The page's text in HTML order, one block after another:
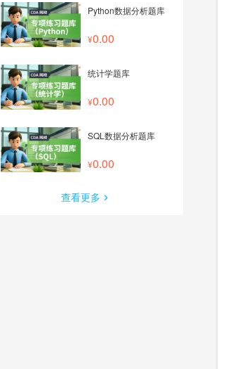
Python数据分析题库
0.00
统计学题库
0.00
SQL数据分析题库
0.00
查看更多